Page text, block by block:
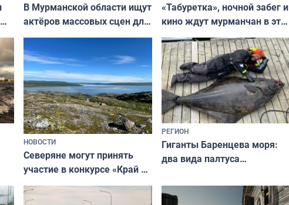
В Мурманской области ищут
актёров массовых сцен для
съёмок в
короткометражном фильме
«Табуретка», ночной забег и
кино ждут мурманчан в эти
выходные
НОВОСТИ
Северяне могут принять
участие в конкурсе «Край у
северной границы: фотогид
по Печенгскому округу»
РЕГИОН
Гиганты Баренцева моря:
два вида палтуса